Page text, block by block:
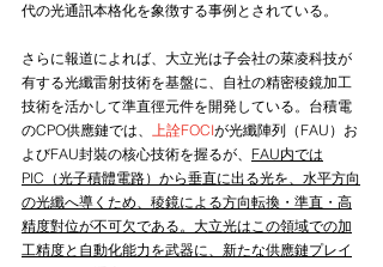
代の光通訊本格化を象徴する事例とされている。
さらに報道によれば、大立光は子会社の萊凌科技が
有する光纖雷射技術を基盤に、自社の精密稜鏡加工
技術を活かして準直徑元件を開発している。台積電
のCPO供應鏈では、 上詮FOCIが光纖陣列（FAU）お
よびFAU封裝の核心技術を握るが、 FAU内では
PIC（光子積體電路）から垂直に出る光を、水平方向
の光纖へ導くため、稜鏡による方向転換・準直・高
精度對位が不可欠である。大立光はこの領域での加
工精度と自動化能力を武器に、新たな供應鏈プレイ